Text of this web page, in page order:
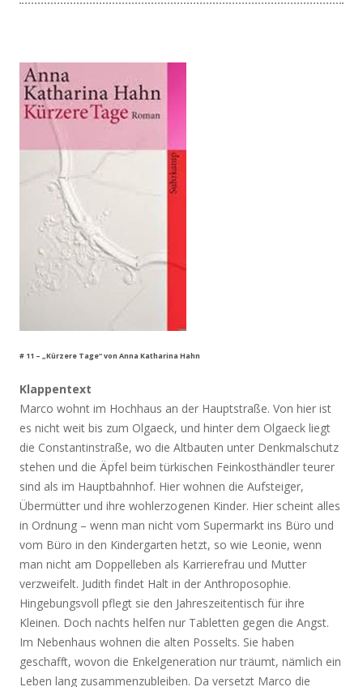
# 11 – „Kürzere Tage“ von Anna Katharina Hahn
Klappentext
Marco wohnt im Hochhaus an der Hauptstraße. Von hier ist
es nicht weit bis zum Olgaeck, und hinter dem Olgaeck liegt
die Constantinstraße, wo die Altbauten unter Denkmalschutz
stehen und die Äpfel beim türkischen Feinkosthändler teurer
sind als im Hauptbahnhof. Hier wohnen die Aufsteiger,
Übermütter und ihre wohlerzogenen Kinder. Hier scheint alles
in Ordnung – wenn man nicht vom Supermarkt ins Büro und
vom Büro in den Kindergarten hetzt, so wie Leonie, wenn
man nicht am Doppelleben als Karrierefrau und Mutter
verzweifelt. Judith findet Halt in der Anthroposophie.
Hingebungsvoll pflegt sie den Jahreszeitentisch für ihre
Kleinen. Doch nachts helfen nur Tabletten gegen die Angst.
Im Nebenhaus wohnen die alten Posselts. Sie haben
geschafft, wovon die Enkelgeneration nur träumt, nämlich ein
Leben lang zusammenzubleiben. Da versetzt Marco die